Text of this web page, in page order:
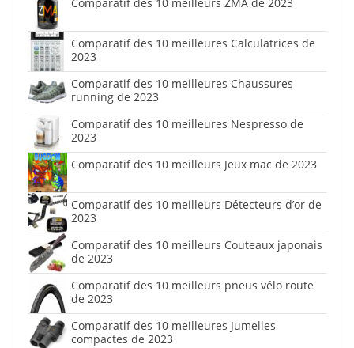
Comparatif des 10 meilleures Calculatrices de
2023
Comparatif des 10 meilleures Chaussures
running de 2023
Comparatif des 10 meilleures Nespresso de
2023
Comparatif des 10 meilleurs Jeux mac de 2023
Comparatif des 10 meilleurs Détecteurs d’or de
2023
Comparatif des 10 meilleurs Couteaux japonais
de 2023
Comparatif des 10 meilleurs pneus vélo route
de 2023
Comparatif des 10 meilleures Jumelles
compactes de 2023